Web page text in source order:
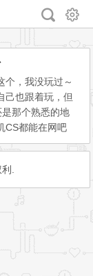
个，我没玩过～
己也跟着玩，但
那个熟悉的地
CS都能在网吧
这游戏不感兴
侠传一，超级I
侠梦啊！18般武
.